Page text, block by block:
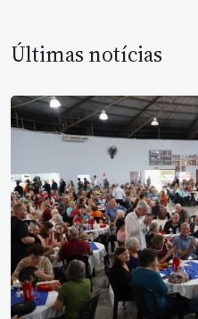
Últimas notícias